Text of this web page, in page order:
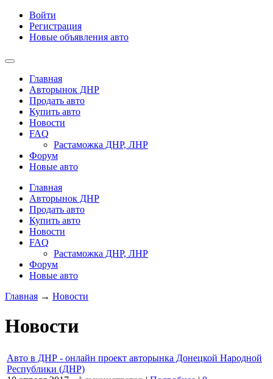
Войти
Регистрация
Новые объявления авто
Главная
Авторынок ДНР
Продать авто
Купить авто
Новости
FAQ
Растаможка ДНР, ЛНР
Форум
Новые авто
Главная
Авторынок ДНР
Продать авто
Купить авто
Новости
FAQ
Растаможка ДНР, ЛНР
Форум
Новые авто
Главная → Новости
Новости
Авто в ДНР - онлайн проект авторынка Донецкой Народной
Республики (ДНР)